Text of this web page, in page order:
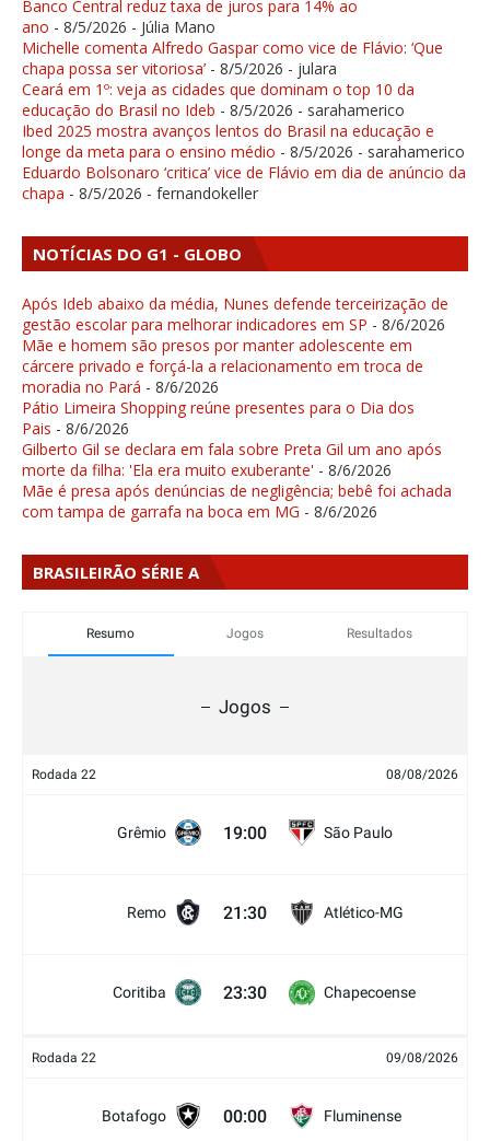
Banco Central reduz taxa de juros para 14% ao
ano - 8/5/2026 - Júlia Mano
Michelle comenta Alfredo Gaspar como vice de Flávio: ‘Que
chapa possa ser vitoriosa’ - 8/5/2026 - julara
Ceará em 1º: veja as cidades que dominam o top 10 da
educação do Brasil no Ideb - 8/5/2026 - sarahamerico
Ibed 2025 mostra avanços lentos do Brasil na educação e
longe da meta para o ensino médio - 8/5/2026 - sarahamerico
Eduardo Bolsonaro ‘critica’ vice de Flávio em dia de anúncio da
chapa - 8/5/2026 - fernandokeller
NOTÍCIAS DO G1 - GLOBO
Após Ideb abaixo da média, Nunes defende terceirização de
gestão escolar para melhorar indicadores em SP - 8/6/2026
Mãe e homem são presos por manter adolescente em
cárcere privado e forçá-la a relacionamento em troca de
moradia no Pará - 8/6/2026
Pátio Limeira Shopping reúne presentes para o Dia dos
Pais - 8/6/2026
Gilberto Gil se declara em fala sobre Preta Gil um ano após
morte da filha: 'Ela era muito exuberante' - 8/6/2026
Mãe é presa após denúncias de negligência; bebê foi achada
com tampa de garrafa na boca em MG - 8/6/2026
BRASILEIRÃO SÉRIE A
Resumo Jogos Resultados
Jogos
Rodada 22 08/08/2026
Grêmio 19:00 São Paulo
Remo 21:30 Atlético-MG
Coritiba 23:30 Chapecoense
Rodada 22 09/08/2026
Botafogo 00:00 Fluminense